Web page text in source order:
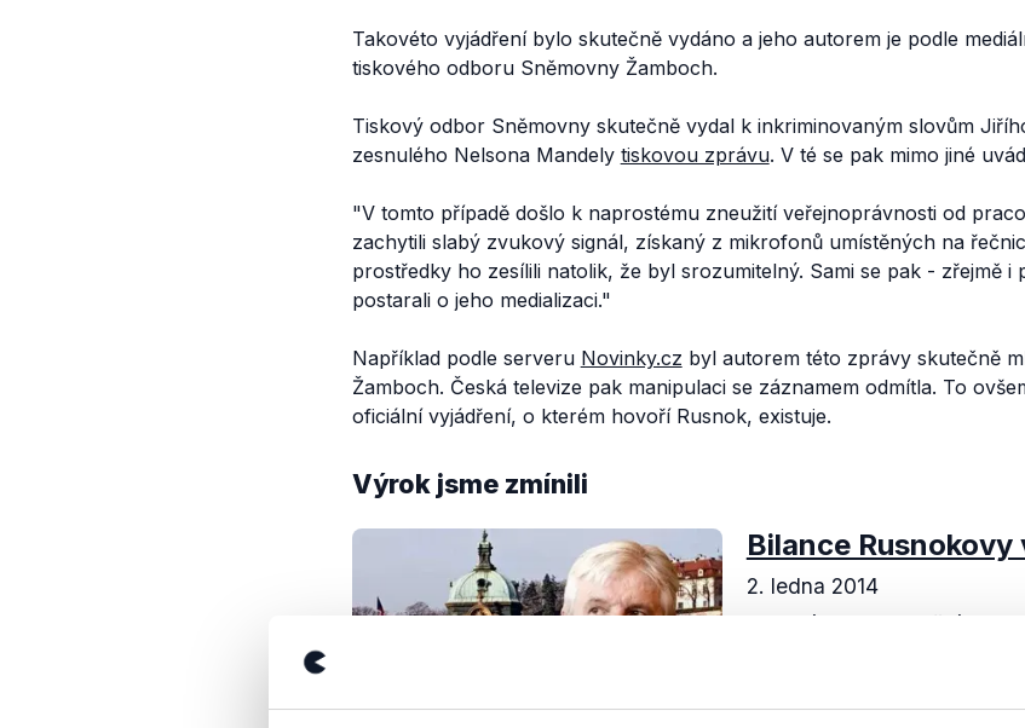
Takovéto vyjádření bylo skutečně vydáno a jeho autorem je podle
tiskového odboru Sněmovny Žamboch.
Tiskový odbor Sněmovny skutečně vydal k inkriminovaným slovům
zesnulého Nelsona Mandely tiskovou zprávu. V té se pak mimo jiné
"V tomto případě došlo k naprostému zneužití veřejnoprávnosti od
zachytili slabý zvukový signál, získaný z mikrofonů umístěných na
prostředky ho zesílili natolik, že byl srozumitelný. Sami se pak - zřejmě i
postarali o jeho medializaci."
Například podle serveru Novinky.cz byl autorem této zprávy skutečně
Žamboch. Česká televize pak manipulaci se záznamem odmítla. To
oficiální vyjádření, o kterém hovoří Rusnok, existuje.
Výrok jsme zmínili
Bilance Rusnokovy
2. ledna 2014
V prvním ponovoročním
prozatím stále úřadující